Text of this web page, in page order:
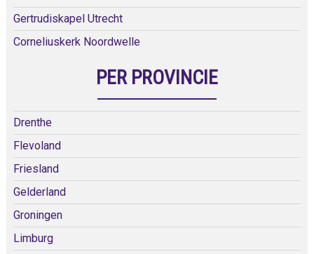
Gertrudiskapel Utrecht
Corneliuskerk Noordwelle
PER PROVINCIE
Drenthe
Flevoland
Friesland
Gelderland
Groningen
Limburg